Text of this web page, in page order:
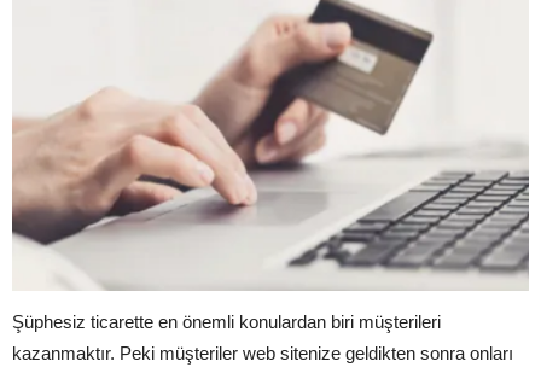
Şüphesiz ticarette en önemli konulardan biri müşterileri
kazanmaktır. Peki müşteriler web sitenize geldikten sonra onları